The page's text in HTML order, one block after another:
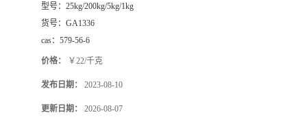
型号： 25kg/200kg/5kg/1kg
货号： GA1336
cas： 579-56-6
价格： ￥22/千克
发布日期： 2023-08-10
更新日期： 2026-08-07